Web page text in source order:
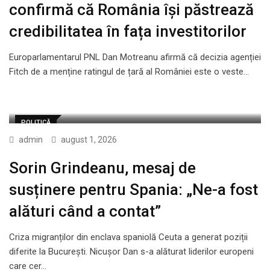
confirmă că România își păstrează
credibilitatea în fața investitorilor
Europarlamentarul PNL Dan Motreanu afirmă că decizia agenției
Fitch de a menține ratingul de țară al României este o veste…
POLITICĂ
admin august 1, 2026
Sorin Grindeanu, mesaj de
susținere pentru Spania: „Ne-a fost
alături când a contat”
Criza migranților din enclava spaniolă Ceuta a generat poziții
diferite la București. Nicușor Dan s-a alăturat liderilor europeni
care cer…